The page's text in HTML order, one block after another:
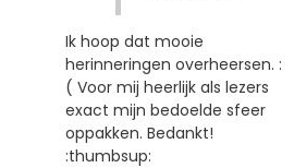
Ik hoop dat mooie
herinneringen overheersen. :
( Voor mij heerlijk als lezers
exact mijn bedoelde sfeer
oppakken. Bedankt!
:thumbsup: